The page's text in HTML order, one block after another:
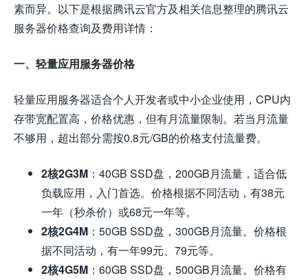
素而异。以下是根据腾讯云官方及相关信息整理的腾讯云
服务器价格查询及费用详情：
一、轻量应用服务器价格
轻量应用服务器适合个人开发者或中小企业使用，CPU内
存带宽配置高，价格优惠，但有月流量限制。若当月流量
不够用，超出部分需按0.8元/GB的价格支付流量费。
2核2G3M ：40GB SSD盘，200GB月流量，适合低
负载应用，入门首选。价格根据不同活动，有38元
一年（秒杀价）或68元一年等。
2核2G4M ：50GB SSD盘，300GB月流量。价格根
据不同活动，有一年99元、79元等。
2核4G5M ：60GB SSD盘，500GB月流量。价格有